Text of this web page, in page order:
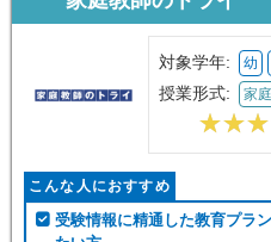
対象学年: 幼
授業形式: 家
受験情報に精通した教育プラ
たい方